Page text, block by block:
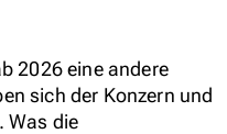
2026 eine andere
sich der Konzern und
Was die